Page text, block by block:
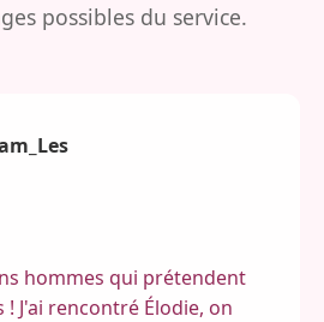
possibles du service.
hommes qui prétendent
J'ai rencontré Élodie, on